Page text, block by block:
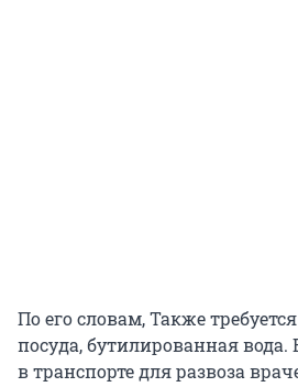
По его словам, Также
посуда, бутилированная вода.
в транспорте для развоза